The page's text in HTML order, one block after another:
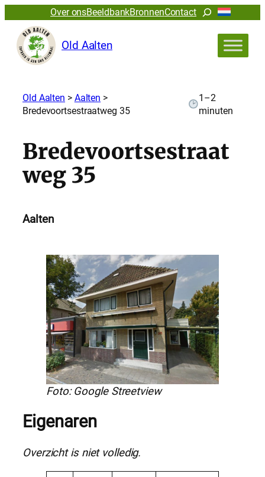
Over onsBeeldbankBronnenContactZoeken
Old Aalten
Old Aalten > Aalten >
Bredevoortsestraatweg 35
1–2
minuten
Bredevoortsestraat
weg 35
Aalten
Foto: Google Streetview
Eigenaren
Overzicht is niet volledig.